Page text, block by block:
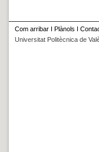
Com arribar I Plànols I
Universitat Politècnica de